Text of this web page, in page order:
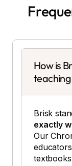
How is
Brisk
exactly
Our